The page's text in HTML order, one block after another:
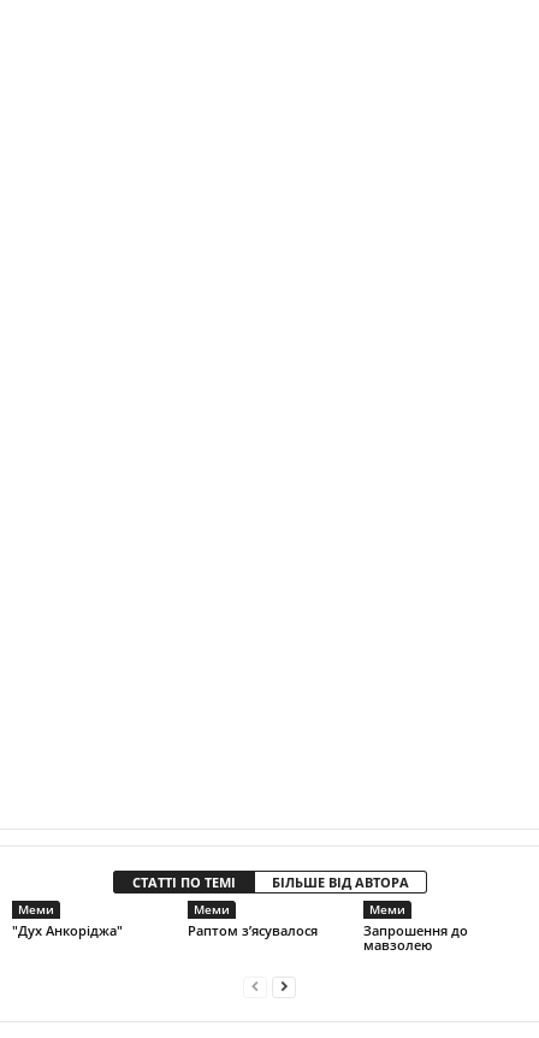
СТАТТІ ПО ТЕМІ БІЛЬШЕ ВІД АВТОРА
Меми
"Дух Анкоріджа"
Меми
Раптом з’ясувалося
Меми
Запрошення до
мавзолею